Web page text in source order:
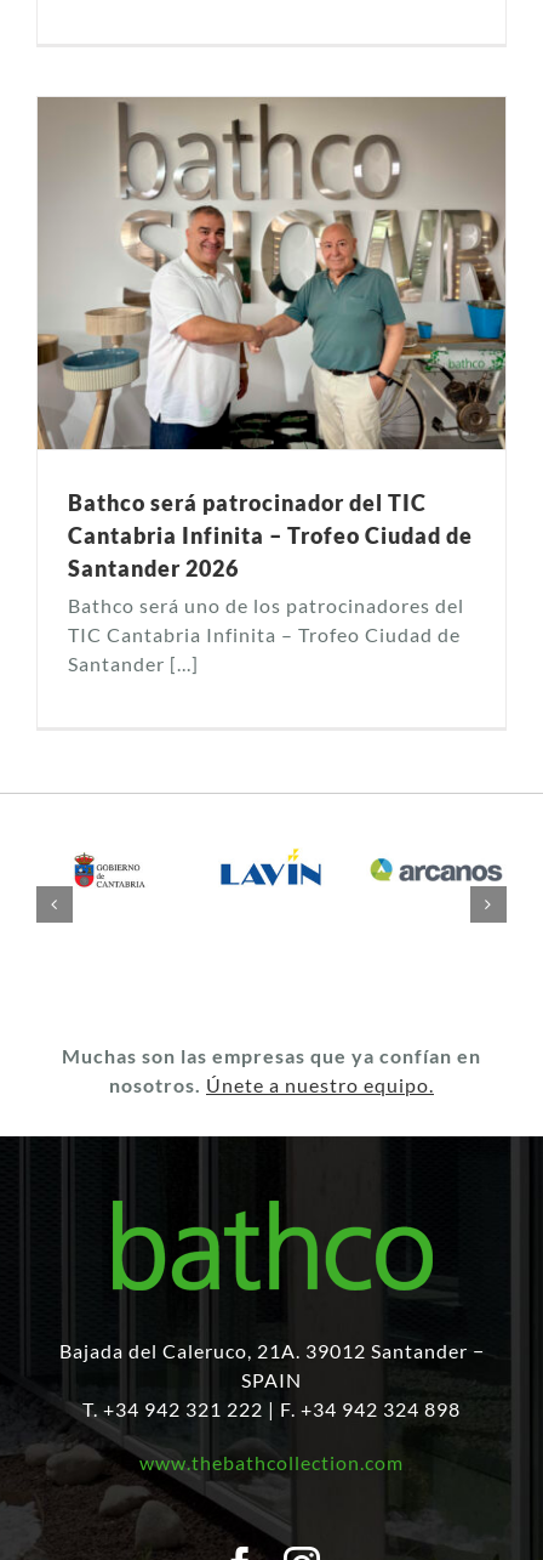
Bathco será patrocinador del TIC
Cantabria Infinita – Trofeo Ciudad de
Santander 2026
Bathco será uno de los patrocinadores del
TIC Cantabria Infinita – Trofeo Ciudad de
Santander [...]
Muchas son las empresas que ya confían en
nosotros. Únete a nuestro equipo.
Bajada del Caleruco, 21A. 39012 Santander −
SPAIN
T. +34 942 321 222 | F. +34 942 324 898
www.thebathcollection.com